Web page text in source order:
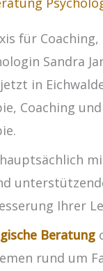
für
Sandra
in
Coaching
Ihrer
Beratung
rund um